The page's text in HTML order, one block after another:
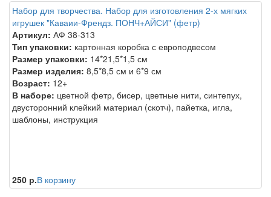
Набор для творчества. Набор для изготовления 2-х мягких
игрушек "Каваии-Френдз. ПОНЧ+АЙСИ" (фетр)
Артикул: АФ 38-313
Тип упаковки: картонная коробка с европодвесом
Размер упаковки: 14*21,5*1,5 см
Размер изделия: 8,5*8,5 см и 6*9 см
Возраст: 12+
В наборе: цветной фетр, бисер, цветные нити, синтепух,
двусторонний клейкий материал (скотч), пайетка, игла,
шаблоны, инструкция
250 р.В корзину